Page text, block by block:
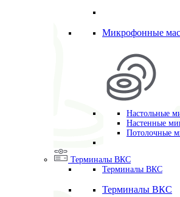
Микрофонные
Настольные
Настенные
Потолочные
Терминалы ВКС
Терминалы ВКС
Терминалы ВКС